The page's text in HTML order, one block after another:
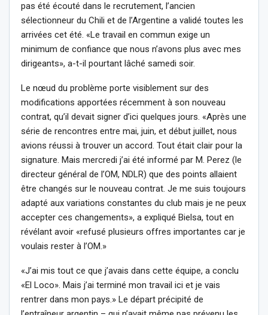
pas été écouté dans le recrutement, l’ancien
sélectionneur du Chili et de l’Argentine a validé toutes les
arrivées cet été. «Le travail en commun exige un
minimum de confiance que nous n’avons plus avec mes
dirigeants», a-t-il pourtant lâché samedi soir.
Le nœud du problème porte visiblement sur des
modifications apportées récemment à son nouveau
contrat, qu’il devait signer d’ici quelques jours. «Après une
série de rencontres entre mai, juin, et début juillet, nous
avions réussi à trouver un accord. Tout était clair pour la
signature. Mais mercredi j’ai été informé par M. Perez (le
directeur général de l’OM, NDLR) que des points allaient
être changés sur le nouveau contrat. Je me suis toujours
adapté aux variations constantes du club mais je ne peux
accepter ces changements», a expliqué Bielsa, tout en
révélant avoir «refusé plusieurs offres importantes car je
voulais rester à l’OM.»
«J’ai mis tout ce que j’avais dans cette équipe, a conclu
«El Loco». Mais j’ai terminé mon travail ici et je vais
rentrer dans mon pays.» Le départ précipité de